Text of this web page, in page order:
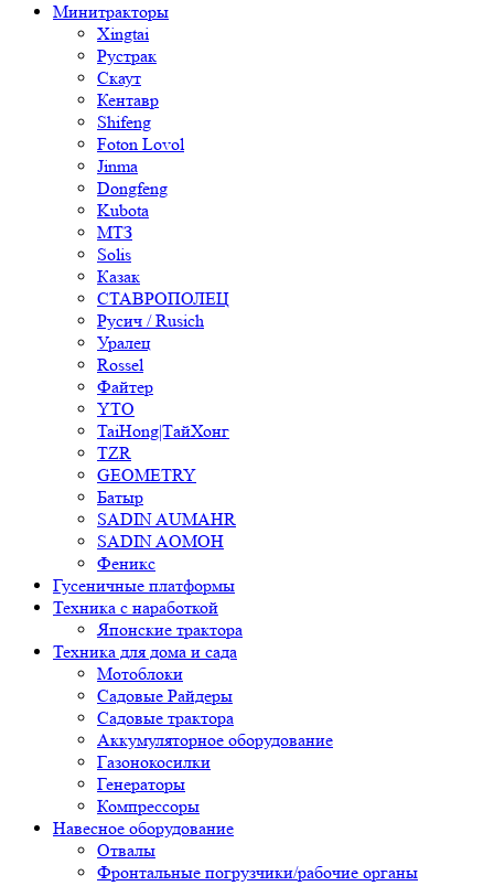
Минитракторы
Xingtai
Рустрак
Скаут
Кентавр
Shifeng
Foton Lovol
Jinma
Dongfeng
Kubota
МТЗ
Solis
Казак
СТАВРОПОЛЕЦ
Русич / Rusich
Уралец
Rossel
Файтер
YTO
TaiHong|ТайХонг
TZR
GEOMETRY
Батыр
SADIN AUMAHR
SADIN AOMOH
Феникс
Гусеничные платформы
Техника с наработкой
Японские трактора
Техника для дома и сада
Мотоблоки
Садовые Райдеры
Садовые трактора
Аккумуляторное оборудование
Газонокосилки
Генераторы
Компрессоры
Навесное оборудование
Отвалы
Фронтальные погрузчики/рабочие органы